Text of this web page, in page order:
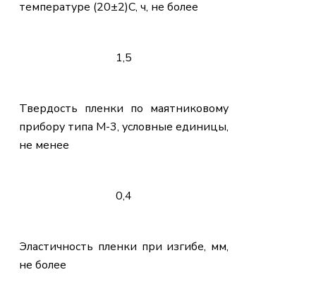
температуре (20±2)С, ч, не более
1,5
Твердость пленки по маятниковому
прибору типа М-3, условные единицы,
не менее
0,4
Эластичность пленки при изгибе, мм,
не более